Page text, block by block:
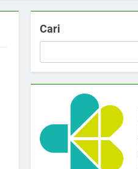
Cari